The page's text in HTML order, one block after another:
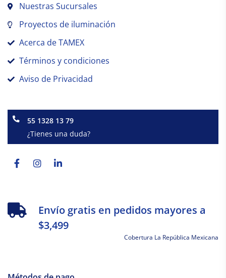
Nuestras Sucursales
Proyectos de iluminación
Acerca de TAMEX
Términos y condiciones
Aviso de Privacidad
55 1328 13 79
¿Tienes una duda?
f
Envío gratis en pedidos mayores a
$3,499
Cobertura La República Mexicana